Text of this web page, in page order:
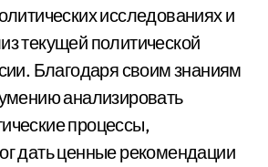
исследованиях и
текущей политической
Благодаря своим знаниям
анализировать
процессы,
дать ценные рекомендации